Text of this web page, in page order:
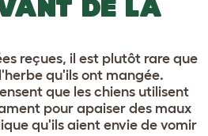
DE LA
reçues, il est plutôt rare que
qu'ils ont mangée.
que les chiens utilisent
pour apaiser des maux
qu'ils aient envie de vomir